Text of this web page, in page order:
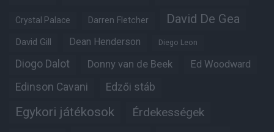
Crystal Palace Darren Fletcher David De Gea
David Gill Dean Henderson Diego Leon
Diogo Dalot Donny van de Beek Ed Woodward
Edinson Cavani Edzői stáb
Egykori játékosok Érdekességek